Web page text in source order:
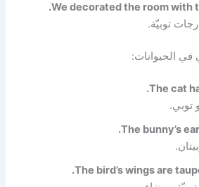
We decorated the room with
توبيّة.
في الحيوانات:
The cat
توبي.
The bunny’s
The bird’s wings are